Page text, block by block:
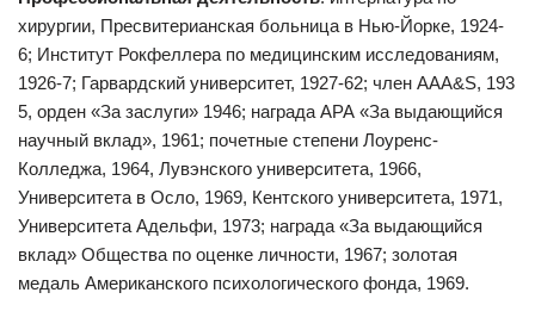
хирургии, Пресвитерианская больница в Нью-Йорке, 1924-
6; Институт Рокфеллера по медицинским исследованиям,
1926-7; Гарвардский университет, 1927-62; член AAA&S, 193
5, орден «За заслуги» 1946; награда АРА «За выдающийся
научный вклад», 1961; почетные степени Лоуренс-
Колледжа, 1964, Лувэнского университета, 1966,
Университета в Осло, 1969, Кентского университета, 1971,
Университета Адельфи, 1973; награда «За выдающийся
вклад» Общества по оценке личности, 1967; золотая
медаль Американского психологического фонда, 1969.